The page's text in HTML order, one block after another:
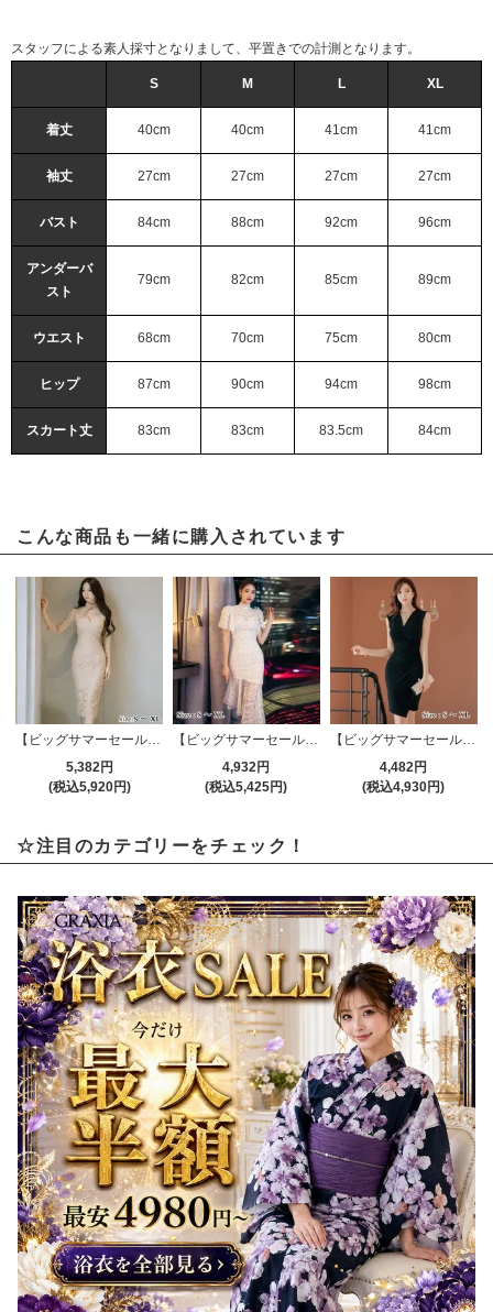
スタッフによる素人採寸となりまして、平置きでの計測となります。
S M L XL
着丈 40cm 40cm 41cm 41cm
袖丈 27cm 27cm 27cm 27cm
バスト 84cm 88cm 92cm 96cm
アンダーバ
スト
79cm 82cm 85cm 89cm
ウエスト 68cm 70cm 75cm 80cm
ヒップ 87cm 90cm 94cm 98cm
スカート丈 83cm 83cm 83.5cm 84cm
こんな商品も一緒に購入されています
【ビッグサマーセール対象品】贅沢なレース使いで視線を惹きつけるエレガントなワンピース(キャバドレス・CABARETDRESS)
5,382円
(税込5,920円)
【ビッグサマーセール対象品】表情豊かなアシンメトリーデザインが特徴のロングワンピース(キャバドレス・CABARETDRESS)
4,932円
(税込5,425円)
【ビッグサマーセール対象品】ボディラインを美しく表現するカシュクールワンピース(キャバドレス・CABARETDRESS)
4,482円
(税込4,930円)
☆注目のカテゴリーをチェック！